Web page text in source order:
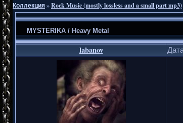
Коллекция»Rock Music (mostly lossless and a small part mp3)
MYSTERIKA / Heavy Metal
labanov